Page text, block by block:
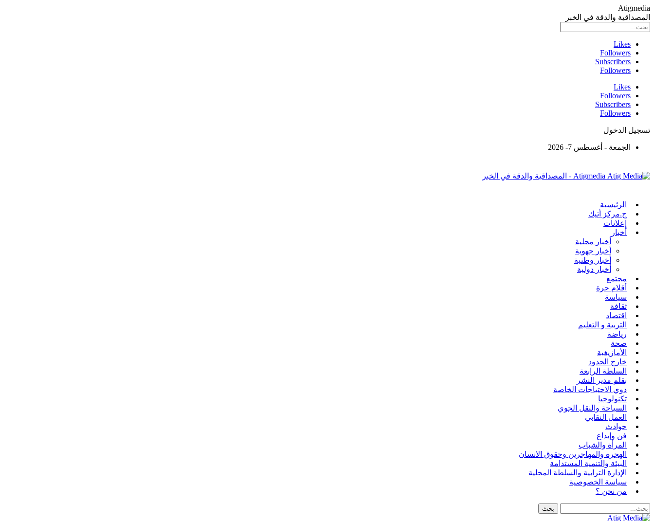
Atigmedia
المصداقية والدقة في الخبر
Likes
Followers
Subscribers
Followers
Likes
Followers
Subscribers
Followers
تسجيل الدخول
الجمعة - أغسطس 7- 2026
Atigmedia - المصداقية والدقة في الخبر
الرئيسية
ج.مركز أتيك
إعلانات
أخبار
أخبار محلية
أخبار جهوية
أخبار وطنية
أخبار دولية
مجتمع
أقلام حرة
سياسة
ثقافة
اقتصاد
التربية و التعليم
رياضة
صحة
الأمازيغية
خارج الحدود
السلطة الرابعة
بقلم مدير النشر
دوي الاحتياجات الخاصة
تكنولوجيا
السياحة والنقل الجوي
العمل النقابي
حوادث
فن وإبداع
المرأة والشباب
الهجرة والمهاجرين وحقوق الانسان
البيئة والتنمية المستدامة
الإدارة الترابية والسلطة المحلية
سياسة الخصوصية
من نحن ؟